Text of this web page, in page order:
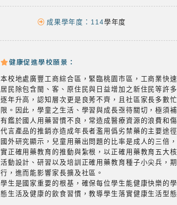
成果學年度：114學年度
健康促進學校願景：
本校地處廣豐工商綜合區，緊臨桃園市區，工商業快
居民除包含閩、客、原住民與日益增加之新住民等許
逐年升高，認知層次更是良莠不齊，且社區家長多數
限。因此，學童之生活、學習與成長亟待關切，極須
有鑑於國人用藥習慣不良，常造成醫療資源的浪費和
代言產品的推銷亦造成年長者濫用僞劣禁藥的主要途徑
國外研究顯示，兒童用藥出問題的比率是成人的三倍
實正確用藥教育的推動與紮根，以正確用藥教育五大
活動設計、研習以及培訓正確用藥教育種子小尖兵，
行，進而能影響家長擴及社區。
學生是國家重要的根基，確保每位學生能健康快樂的
態生活及健康的飲食習慣，教導學生落實健康生活型